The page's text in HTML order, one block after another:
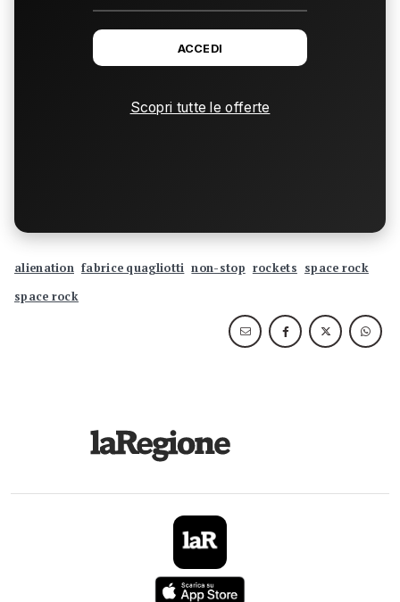
ACCEDI
Scopri tutte le offerte
alienation fabrice quagliotti non-stop rockets space rock
space rock